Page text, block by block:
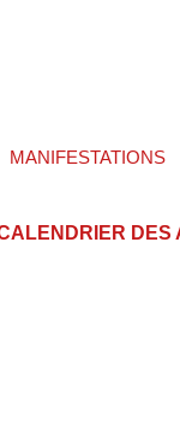
MANIFESTATIONS
DES